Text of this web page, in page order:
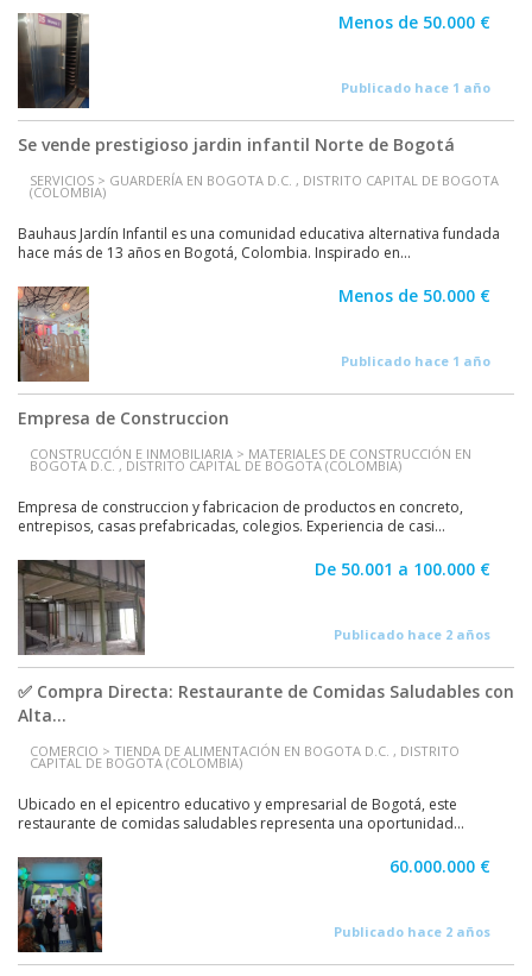
Menos de 50.000 €
Publicado hace 1 año
Se vende prestigioso jardin infantil Norte de Bogotá
SERVICIOS > GUARDERÍA EN BOGOTA D.C. , DISTRITO CAPITAL DE BOGOTA
(COLOMBIA)
Bauhaus Jardín Infantil es una comunidad educativa alternativa fundada
hace más de 13 años en Bogotá, Colombia. Inspirado en...
Menos de 50.000 €
Publicado hace 1 año
Empresa de Construccion
CONSTRUCCIÓN E INMOBILIARIA > MATERIALES DE CONSTRUCCIÓN EN
BOGOTA D.C. , DISTRITO CAPITAL DE BOGOTA (COLOMBIA)
Empresa de construccion y fabricacion de productos en concreto,
entrepisos, casas prefabricadas, colegios. Experiencia de casi...
De 50.001 a 100.000 €
Publicado hace 2 años
✅ Compra Directa: Restaurante de Comidas Saludables con
Alta...
COMERCIO > TIENDA DE ALIMENTACIÓN EN BOGOTA D.C. , DISTRITO
CAPITAL DE BOGOTA (COLOMBIA)
Ubicado en el epicentro educativo y empresarial de Bogotá, este
restaurante de comidas saludables representa una oportunidad...
60.000.000 €
Publicado hace 2 años